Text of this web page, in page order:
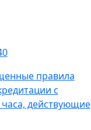
правила
с
действующие